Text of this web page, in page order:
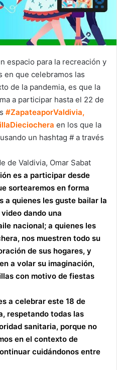
espacio para la recreación y
que celebramos las
de la pandemia, es que la
a participar hasta el 22 de
#ZapateaporValdivia,
en los que la
un hashtag # a través
de Valdivia, Omar Sabat
es a participar desde
sortearemos en forma
a quienes les guste bailar la
dando una
nacional; a quienes les
nos muestren todo su
de sus hogares, y
a volar su imaginación,
con motivo de fiestas
a celebrar este 18 de
respetando todas las
sanitaria, porque no
en el contexto de
cuidándonos entre